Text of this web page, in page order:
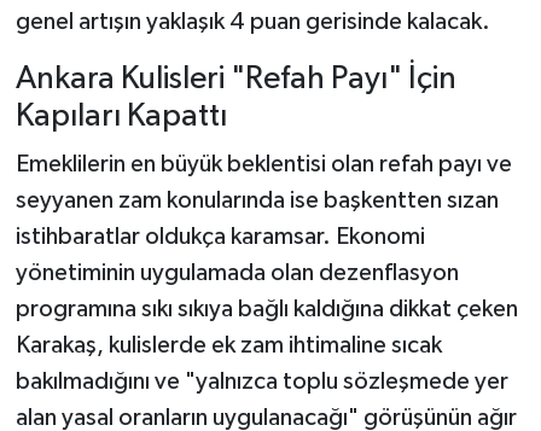
genel artışın yaklaşık 4 puan gerisinde kalacak.
Ankara Kulisleri "Refah Payı" İçin
Kapıları Kapattı
Emeklilerin en büyük beklentisi olan refah payı ve
seyyanen zam konularında ise başkentten sızan
istihbaratlar oldukça karamsar. Ekonomi
yönetiminin uygulamada olan dezenflasyon
programına sıkı sıkıya bağlı kaldığına dikkat çeken
Karakaş, kulislerde ek zam ihtimaline sıcak
bakılmadığını ve "yalnızca toplu sözleşmede yer
alan yasal oranların uygulanacağı" görüşünün ağır